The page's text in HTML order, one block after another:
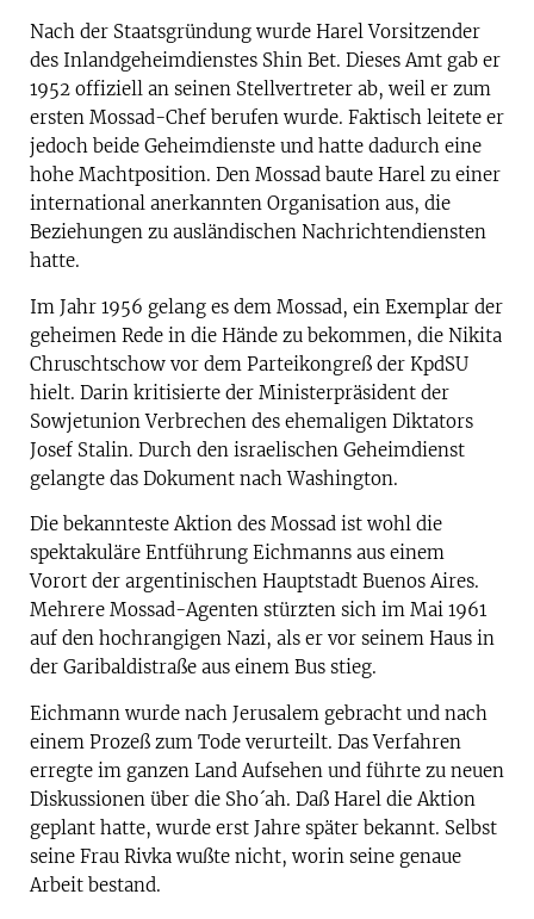
Nach der Staatsgründung wurde Harel Vorsitzender
des Inlandgeheimdienstes Shin Bet. Dieses Amt gab er
1952 offiziell an seinen Stellvertreter ab, weil er zum
ersten Mossad-Chef berufen wurde. Faktisch leitete er
jedoch beide Geheimdienste und hatte dadurch eine
hohe Machtposition. Den Mossad baute Harel zu einer
international anerkannten Organisation aus, die
Beziehungen zu ausländischen Nachrichtendiensten
hatte.
Im Jahr 1956 gelang es dem Mossad, ein Exemplar der
geheimen Rede in die Hände zu bekommen, die Nikita
Chruschtschow vor dem Parteikongreß der KpdSU
hielt. Darin kritisierte der Ministerpräsident der
Sowjetunion Verbrechen des ehemaligen Diktators
Josef Stalin. Durch den israelischen Geheimdienst
gelangte das Dokument nach Washington.
Die bekannteste Aktion des Mossad ist wohl die
spektakuläre Entführung Eichmanns aus einem
Vorort der argentinischen Hauptstadt Buenos Aires.
Mehrere Mossad-Agenten stürzten sich im Mai 1961
auf den hochrangigen Nazi, als er vor seinem Haus in
der Garibaldistraße aus einem Bus stieg.
Eichmann wurde nach Jerusalem gebracht und nach
einem Prozeß zum Tode verurteilt. Das Verfahren
erregte im ganzen Land Aufsehen und führte zu neuen
Diskussionen über die Sho´ah. Daß Harel die Aktion
geplant hatte, wurde erst Jahre später bekannt. Selbst
seine Frau Rivka wußte nicht, worin seine genaue
Arbeit bestand.